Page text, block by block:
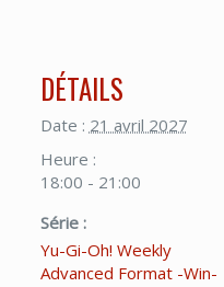
DÉTAILS
Date : 21 avril 2027
Heure :
18:00 - 21:00
Série :
Yu-Gi-Oh! Weekly
Advanced Format -Win-